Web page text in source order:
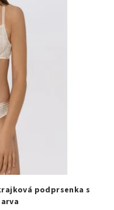
podprsenka s